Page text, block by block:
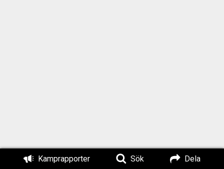
Kamprapporter Sök Dela